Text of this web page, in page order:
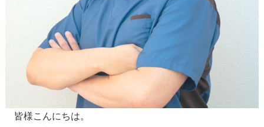
皆様こんにちは。